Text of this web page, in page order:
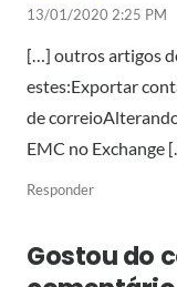
13/01/2020 2:25 PM
[…] outros artigos
estes:Exportar
de
EMC no Exchange
Responder
Gostou do